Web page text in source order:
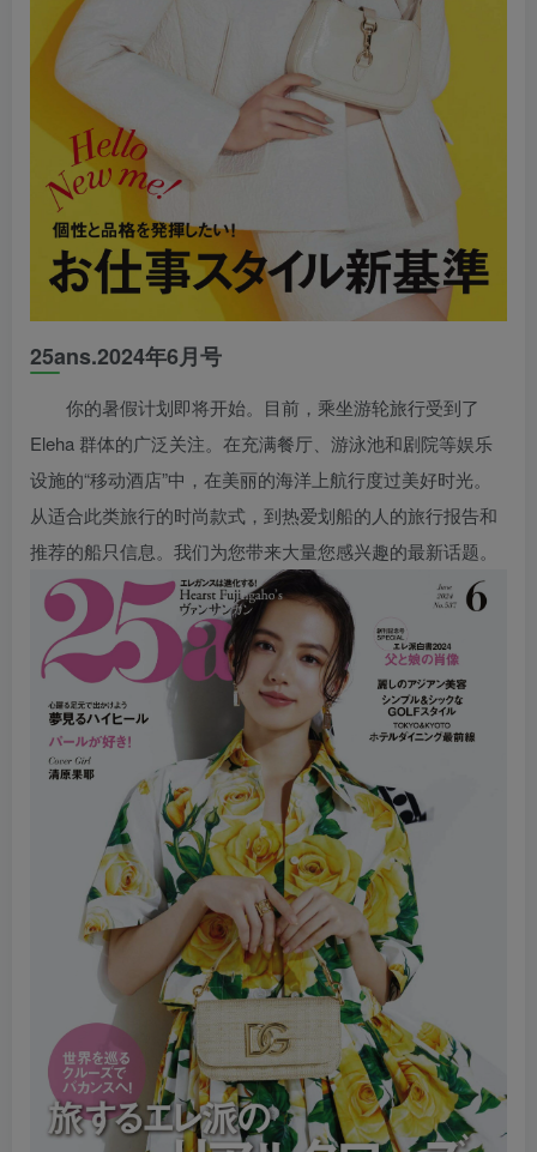
25ans.2024年6月号
你的暑假计划即将开始。目前，乘坐游轮旅行受到了
Eleha 群体的广泛关注。在充满餐厅、游泳池和剧院等娱乐
设施的“移动酒店”中，在美丽的海洋上航行度过美好时光。
从适合此类旅行的时尚款式，到热爱划船的人的旅行报告和
推荐的船只信息。我们为您带来大量您感兴趣的最新话题。